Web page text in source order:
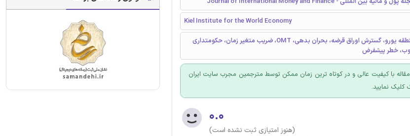
Kiel Institute for the World Economy
منطقه یورو، گسترش اوراق قرضه، بحران بدهی، OMT، ضریب متغیر زمان، حکومتداری
خطر پیشفرض
با کیفیت عالی و در کوتاه ترین زمان ممکن توسط مترجمین مجرب سایت ایران
کلیک نمایید.
۰.۰
(هنوز امتیازی ثبت نشده است)